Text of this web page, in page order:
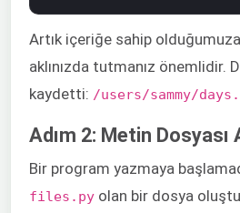
Artık içeriğe sahip
aklınızda tutmanız önemlidir.
kaydetti: /users/sammy/
Adım 2: Metin Dosyası
Bir program yazmaya
files.py olan bir dosya